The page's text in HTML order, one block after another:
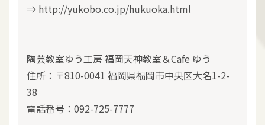
⇒ http://yukobo.co.jp/hukuoka.html
陶芸教室ゆう工房 福岡天神教室＆Cafe ゆう
住所：〒810-0041 福岡県福岡市中央区大名1-2-
38
電話番号：092-725-7777